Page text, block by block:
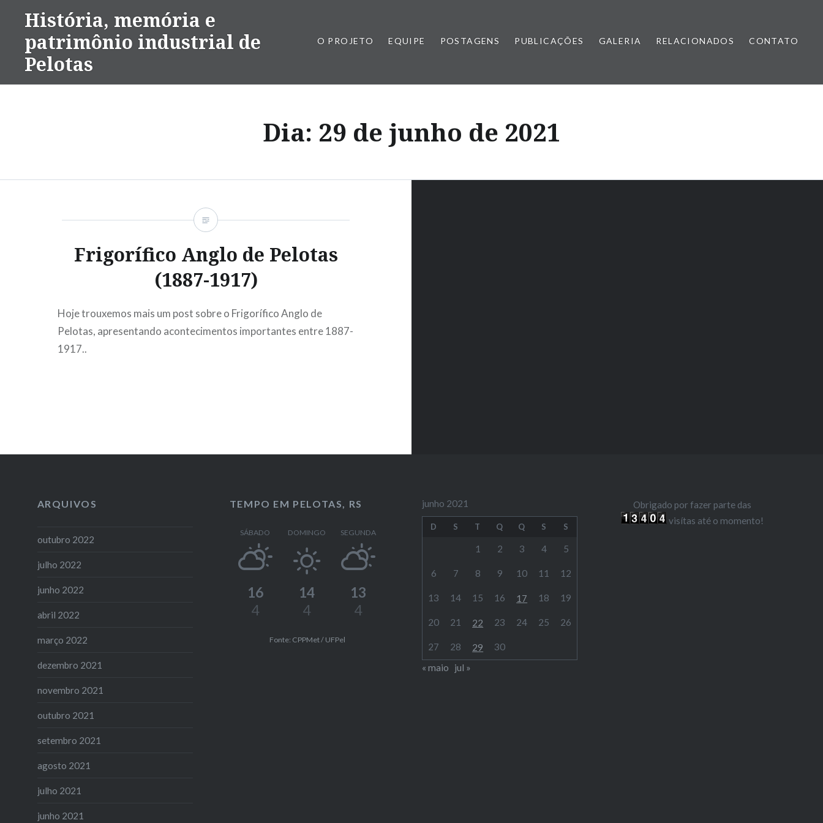
conteúdo
História, memória e
patrimônio industrial de
Pelotas
O PROJETO EQUIPE POSTAGENS PUBLICAÇÕES GALERIA RELACIONADOS CONTATO
Dia: 29 de junho de 2021
Frigorífico Anglo de Pelotas
(1887-1917)
Hoje trouxemos mais um post sobre o Frigorífico Anglo de
Pelotas, apresentando acontecimentos importantes entre 1887-
1917..
ARQUIVOS
outubro 2022
julho 2022
junho 2022
abril 2022
março 2022
dezembro 2021
novembro 2021
outubro 2021
setembro 2021
agosto 2021
julho 2021
junho 2021
TEMPO EM PELOTAS, RS
SÁBADO
16
4
DOMINGO
14
4
SEGUNDA
13
4
Fonte: CPPMet / UFPel
junho 2021
D S T Q Q S S
1 2 3 4 5
6 7 8 9 10 11 12
13 14 15 16 17 18 19
20 21 22 23 24 25 26
27 28 29
30
« maio
jul »
Obrigado por fazer parte das
visítas até o momento!